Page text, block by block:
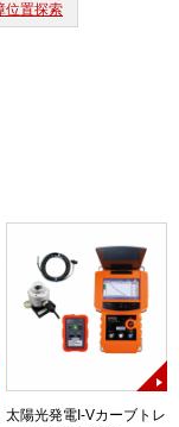
位置探索
太陽光発電I-Vカーブトレ